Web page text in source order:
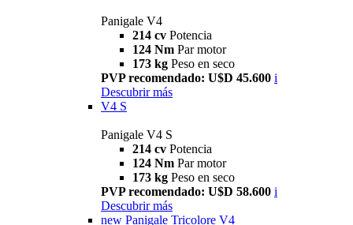
Panigale V4
214 cv Potencia
124 Nm Par motor
173 kg Peso en seco
PVP recomendado: U$D 45.600 i
Descubrir más
V4 S
Panigale V4 S
214 cv Potencia
124 Nm Par motor
173 kg Peso en seco
PVP recomendado: U$D 58.600 i
Descubrir más
new Panigale Tricolore V4